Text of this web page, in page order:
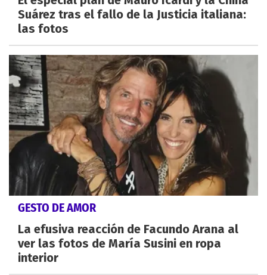
Suárez tras el fallo de la Justicia italiana:
las fotos
GESTO DE AMOR
La efusiva reacción de Facundo Arana al
ver las fotos de María Susini en ropa
interior